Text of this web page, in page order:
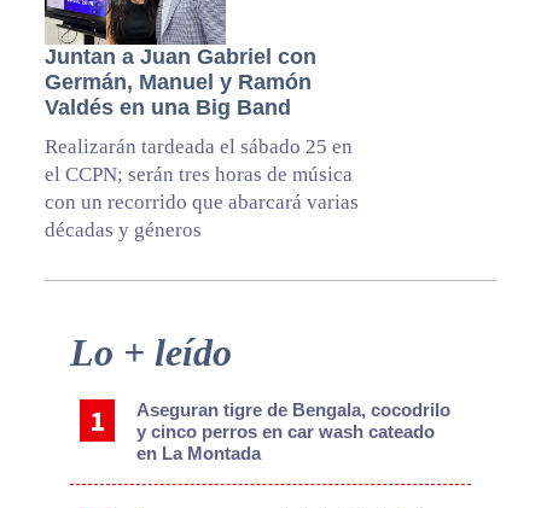
Juntan a Juan Gabriel con
Germán, Manuel y Ramón
Valdés en una Big Band
Realizarán tardeada el sábado 25 en
el CCPN; serán tres horas de música
con un recorrido que abarcará varias
décadas y géneros
Primary
Lo + leído
Aseguran tigre de Bengala, cocodrilo
y cinco perros en car wash cateado
en La Montada